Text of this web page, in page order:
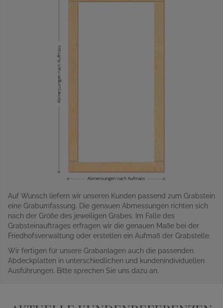
Auf Wunsch liefern wir unseren Kunden passend zum Grabstein
eine Grabumfassung. Die genauen Abmessungen richten sich
nach der Größe des jeweiligen Grabes. Im Falle des
Grabsteinauftrages erfragen wir die genauen Maße bei der
Friedhofsverwaltung oder erstellen ein Aufmaß der Grabstelle.
Wir fertigen für unsere Grabanlagen auch die passenden
Abdeckplatten in unterschiedlichen und kundenindividuellen
Ausführungen. Bitte sprechen Sie uns dazu an.